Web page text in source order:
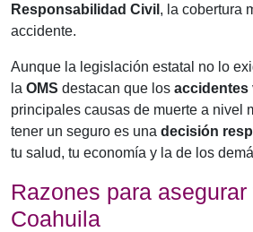
Responsabilidad Civil , la cobertura
accidente.
Aunque la legislación estatal no lo
la OMS destacan que los accidentes
principales causas de muerte a nivel
tener un seguro es una decisión
tu salud, tu economía y la de los
Razones para
Coahuila